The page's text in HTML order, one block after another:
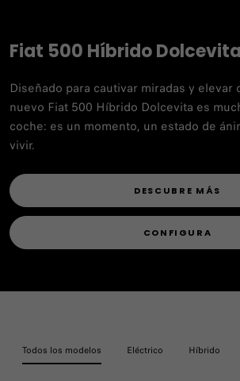
Fiat 500 Híbrido Dolcevita
Diseñado para cautivar miradas y elevar
nuevo Fiat 500 Híbrido Dolcevita es
coche: es un momento, un estado de
vivir.
DESCUBRE MÁS
CONFIGURA
Todos los modelos Eléctrico Híbrido